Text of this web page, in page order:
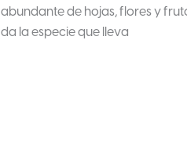
abundante de hojas, flores y
da la especie que lleva